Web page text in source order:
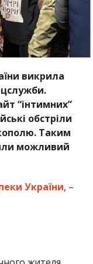
викрила
“інтимних”
обстріли
Таким
можливий
України, –